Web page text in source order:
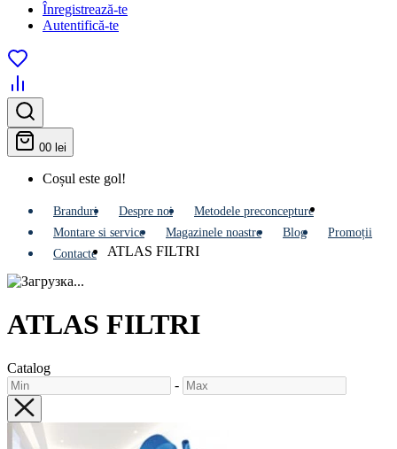
Înregistrează-te
Autentifică-te
00 lei
Coșul este gol!
Branduri Despre noi
Metodele preconcepture
Montare si service
Мagazinele noastre Blog
Promoții
Contacte
ATLAS FILTRI
ATLAS FILTRI
Catalog
-